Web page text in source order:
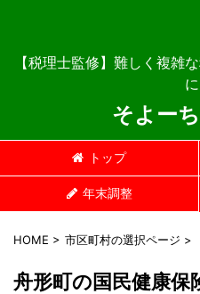
【税理士監修】難しく複雑
に
そよー
トップ
年末調整
HOME > 市区町村の選択ページ >
舟形町の国民健康保